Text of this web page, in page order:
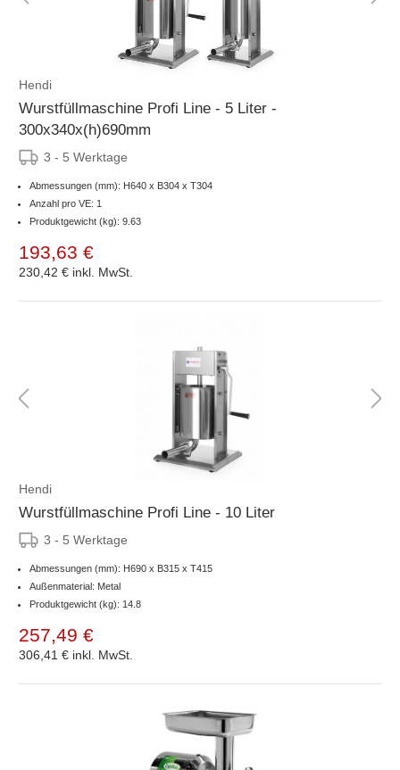
Hendi
Wurstfüllmaschine Profi Line - 5 Liter -
300x340x(h)690mm
3 - 5 Werktage
Abmessungen (mm): H640 x B304 x T304
Anzahl pro VE: 1
Produktgewicht (kg): 9.63
193,63 €
230,42 € inkl. MwSt.
Hendi
Wurstfüllmaschine Profi Line - 10 Liter
3 - 5 Werktage
Abmessungen (mm): H690 x B315 x T415
Außenmaterial: Metal
Produktgewicht (kg): 14.8
257,49 €
306,41 € inkl. MwSt.